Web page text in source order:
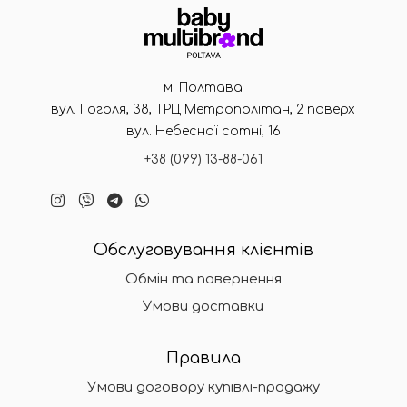
м. Полтава
вул. Гоголя, 38, ТРЦ Метрополітан, 2 поверх
вул. Небесної сотні, 16
+38 (099) 13-88-061
Обслуговування клієнтів
Обмін та повернення
Умови доставки
Правила
Умови договору купівлі-продажу